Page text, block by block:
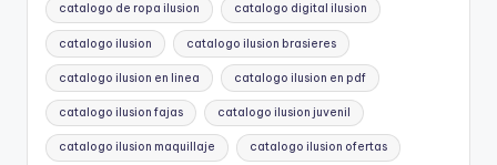
catalogo de ropa ilusion catalogo digital ilusion
catalogo ilusion catalogo ilusion brasieres
catalogo ilusion en linea catalogo ilusion en pdf
catalogo ilusion fajas catalogo ilusion juvenil
catalogo ilusion maquillaje catalogo ilusion ofertas